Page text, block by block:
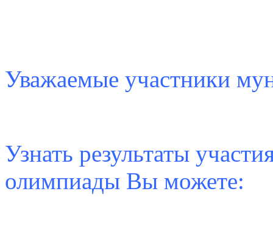
Уважаемые участники
Узнать результаты
олимпиады Вы можете: